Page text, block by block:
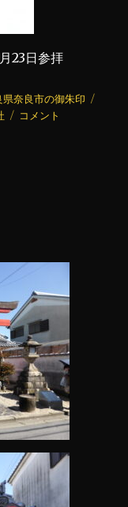
23日参拝
県奈良市の御朱印
奈
コメント